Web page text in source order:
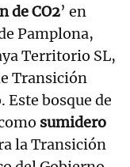
de CO2’ en
Pamplona,
Territorio SL,
Transición
bosque de
sumidero
la Transición